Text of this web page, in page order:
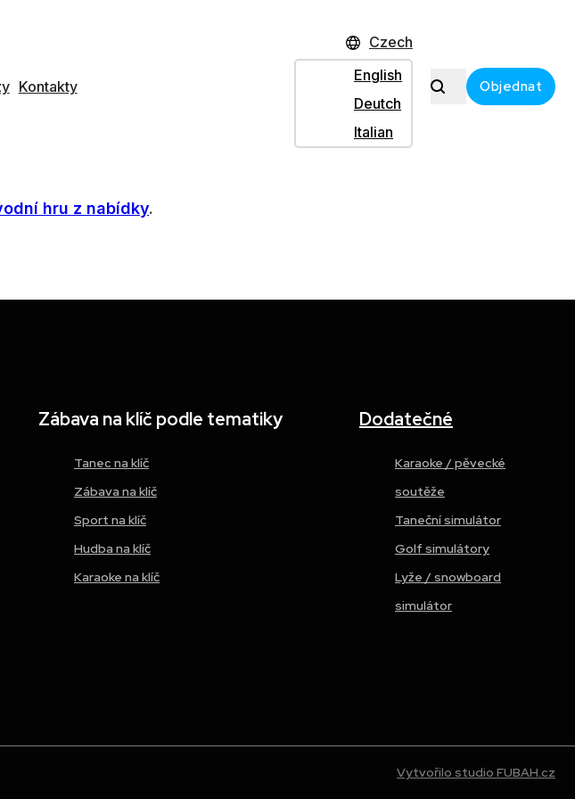
Kontakty
Czech
English
Deutch
Italian
Objednat
i zpětná odezva (Force Feedback), která je vytvářena dvojicí
pod volantem.
hru z nabídky.
Zábava na klíč podle tematiky
Tanec na klíč
Zábava na klíč
Sport na klíč
Hudba na klíč
Karaoke na klíč
Dodatečné
Karaoke / pěvecké
soutěže
Taneční simulátor
Golf simulátory
Lyže / snowboard
simulátor
Vytvořilo studio FUBAH.cz